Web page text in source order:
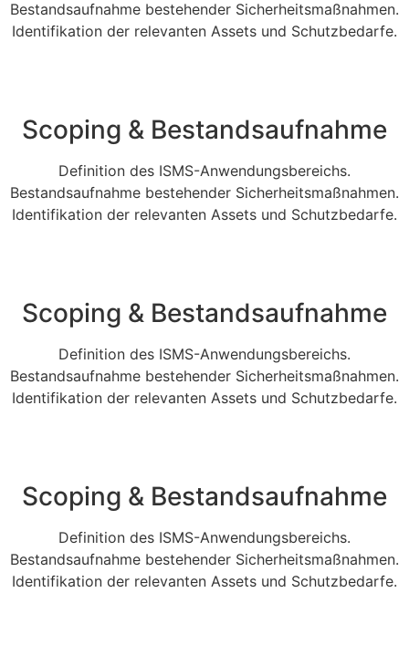
Bestandsaufnahme bestehender Sicherheitsmaßnahmen.
Identifikation der relevanten Assets und Schutzbedarfe.
Scoping & Bestandsaufnahme
Definition des ISMS-Anwendungsbereichs.
Bestandsaufnahme bestehender Sicherheitsmaßnahmen.
Identifikation der relevanten Assets und Schutzbedarfe.
Scoping & Bestandsaufnahme
Definition des ISMS-Anwendungsbereichs.
Bestandsaufnahme bestehender Sicherheitsmaßnahmen.
Identifikation der relevanten Assets und Schutzbedarfe.
Scoping & Bestandsaufnahme
Definition des ISMS-Anwendungsbereichs.
Bestandsaufnahme bestehender Sicherheitsmaßnahmen.
Identifikation der relevanten Assets und Schutzbedarfe.